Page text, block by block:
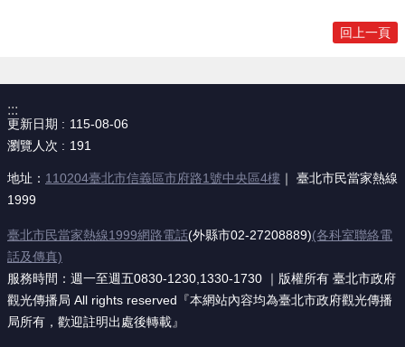
回上一頁
:::
更新日期
115-08-06
瀏覽人次
191
地址： 110204臺北市信義區市府路1號中央區4樓 ｜ 臺北市民當家熱線
1999
臺北市民當家熱線1999網路電話(外縣市02-27208889)(各科室聯絡電
話及傳真)
服務時間：週一至週五0830-1230,1330-1730 ｜版權所有 臺北市政府
觀光傳播局 All rights reserved『本網站內容均為臺北市政府觀光傳播
局所有，歡迎註明出處後轉載』